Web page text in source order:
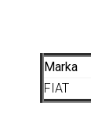
Marka
FIAT